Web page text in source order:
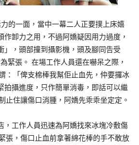
的一面，當中一幕二人正要撲上床嬉
作卸力之用，不過阿嬌疑因用力過度，
」，頭部撞到攝影機，頭及腳同告受
緊張。 在場工作人員還在嚇呆之際，
：「俾支棉棒我幫佢止血先，仲要攞冰
拍攝進度，只作簡單消毒，即話可以繼
止住讓傷口消腫，阿嬌先乖乖坐定定。
，工作人員迅速為阿嬌找來冰塊冷敷傷
張，傷口止血前拿著綿花棒的手不敢放